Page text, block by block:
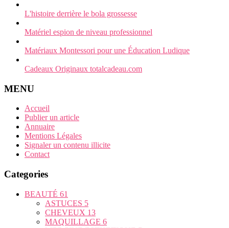
L'histoire derrière le bola grossesse
Matériel espion de niveau professionnel
Matériaux Montessori pour une Éducation Ludique
Cadeaux Originaux totalcadeau.com
MENU
Accueil
Publier un article
Annuaire
Mentions Légales
Signaler un contenu illicite
Contact
Categories
BEAUTÉ 61
ASTUCES 5
CHEVEUX 13
MAQUILLAGE 6